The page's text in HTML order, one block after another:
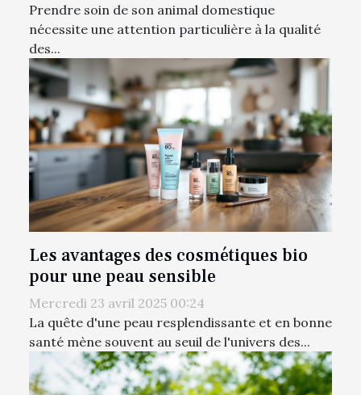
Prendre soin de son animal domestique
nécessite une attention particulière à la qualité
des...
Les avantages des cosmétiques bio
pour une peau sensible
Mercredi 23 avril 2025 00:24
La quête d'une peau resplendissante et en bonne
santé mène souvent au seuil de l'univers des...